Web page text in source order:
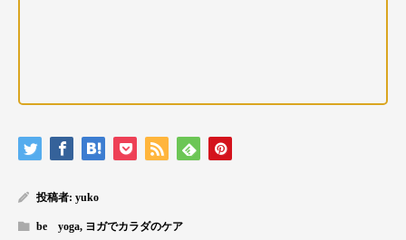
投稿者: yuko
be yoga, ヨガでカラダのケア